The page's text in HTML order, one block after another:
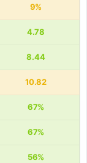
9%
4.78
8.44
10.82
67%
67%
56%